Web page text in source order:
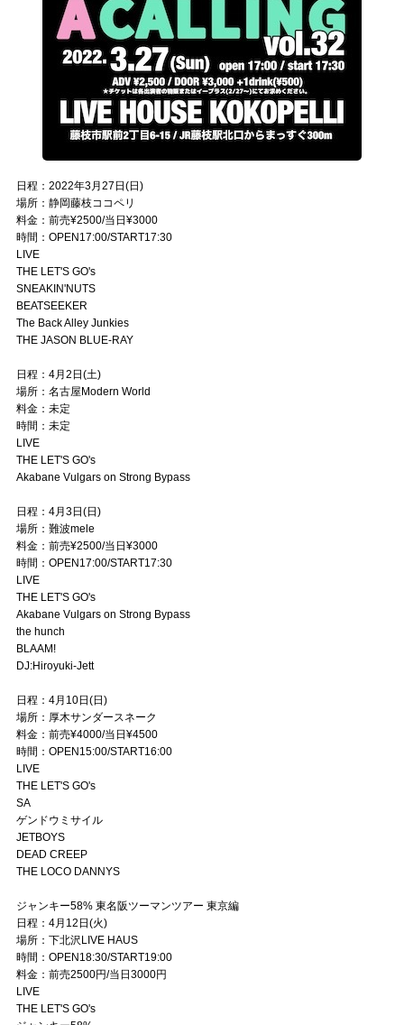
日程：2022年3月27日(日)
場所：静岡藤枝ココペリ
料金：前売¥2500/当日¥3000
時間：OPEN17:00/START17:30
LIVE
THE LET'S GO's
SNEAKIN'NUTS
BEATSEEKER
The Back Alley Junkies
THE JASON BLUE-RAY
日程：4月2日(土)
場所：名古屋Modern World
料金：未定
時間：未定
LIVE
THE LET'S GO's
Akabane Vulgars on Strong Bypass
日程：4月3日(日)
場所：難波mele
料金：前売¥2500/当日¥3000
時間：OPEN17:00/START17:30
LIVE
THE LET'S GO's
Akabane Vulgars on Strong Bypass
the hunch
BLAAM!
DJ:Hiroyuki-Jett
日程：4月10日(日)
場所：厚木サンダースネーク
料金：前売¥4000/当日¥4500
時間：OPEN15:00/START16:00
LIVE
THE LET'S GO's
SA
ゲンドウミサイル
JETBOYS
DEAD CREEP
THE LOCO DANNYS
ジャンキー58% 東名阪ツーマンツアー 東京編
日程：4月12日(火)
場所：下北沢LIVE HAUS
時間：OPEN18:30/START19:00
料金：前売2500円/当日3000円
LIVE
THE LET'S GO's